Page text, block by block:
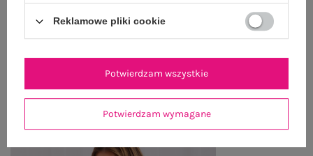
OSTATNIO OGLĄDANE
Reklamowe pliki cookie
Potwierdzam wymagane
Potwierdzam wszystkie